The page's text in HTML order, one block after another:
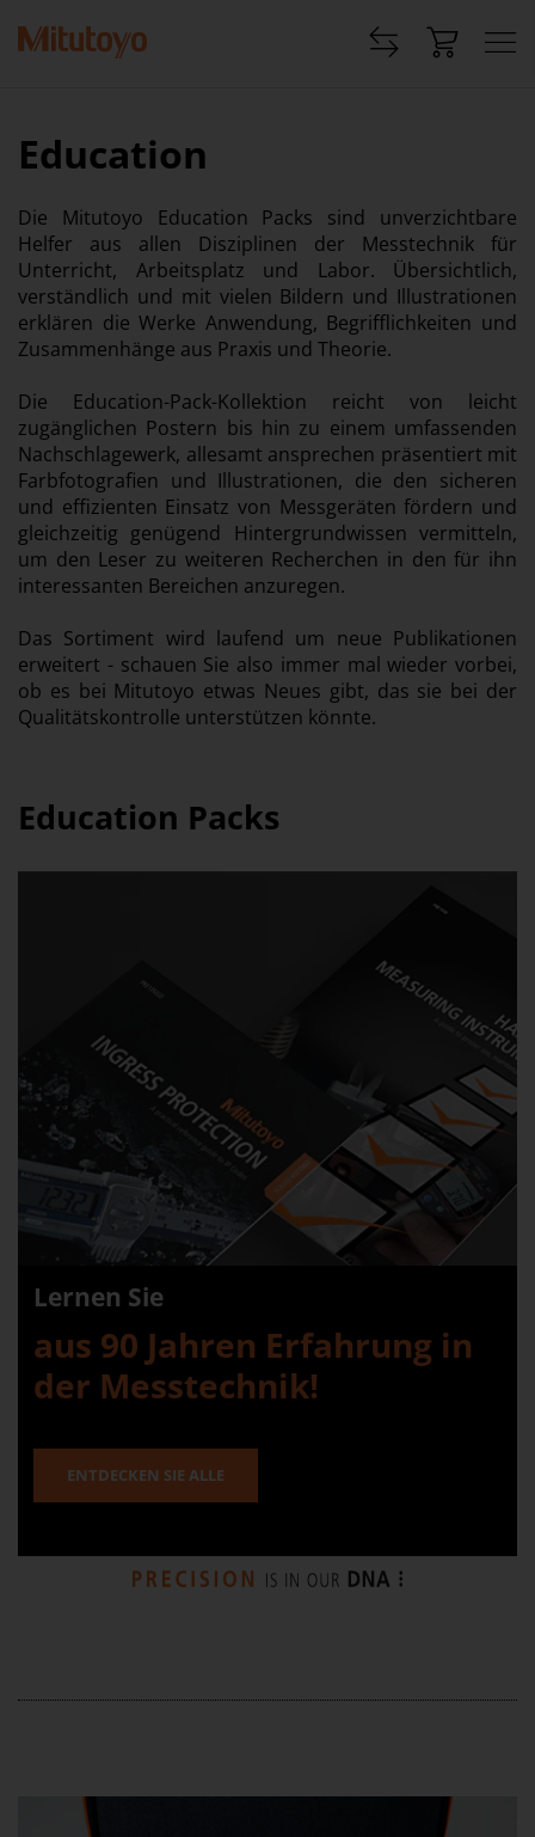
Education
Die Mitutoyo Education Packs sind unverzichtbare
Helfer aus allen Disziplinen der Messtechnik für
Unterricht, Arbeitsplatz und Labor. Übersichtlich,
verständlich und mit vielen Bildern und Illustrationen
erklären die Werke Anwendung, Begrifflichkeiten und
Zusammenhänge aus Praxis und Theorie.
Die Education-Pack-Kollektion reicht von leicht
zugänglichen Postern bis hin zu einem umfassenden
Nachschlagewerk, allesamt ansprechen präsentiert mit
Farbfotografien und Illustrationen, die den sicheren
und effizienten Einsatz von Messgeräten fördern und
gleichzeitig genügend Hintergrundwissen vermitteln,
um den Leser zu weiteren Recherchen in den für ihn
interessanten Bereichen anzuregen.
Das Sortiment wird laufend um neue Publikationen
erweitert - schauen Sie also immer mal wieder vorbei,
ob es bei Mitutoyo etwas Neues gibt, das sie bei der
Qualitätskontrolle unterstützen könnte.
Education Packs
Lernen Sie
aus 90 Jahren Erfahrung in
der Messtechnik!
ENTDECKEN SIE ALLE